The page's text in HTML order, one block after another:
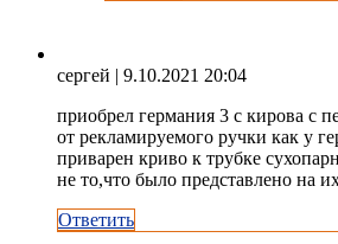
сергей | 9.10.2021 20:04
приобрел германия 3 с кирова с
от рекламируемого ручки как у
приварен криво к трубке
не то,что было представлено на
Ответить